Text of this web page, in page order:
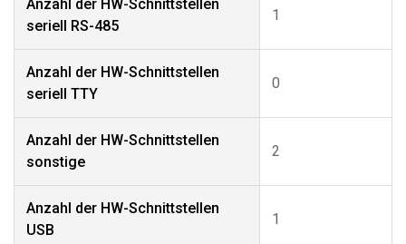
Anzahl der HW-Schnittstellen
seriell RS-485
1
Anzahl der HW-Schnittstellen
seriell TTY
0
Anzahl der HW-Schnittstellen
sonstige
2
Anzahl der HW-Schnittstellen
USB
1